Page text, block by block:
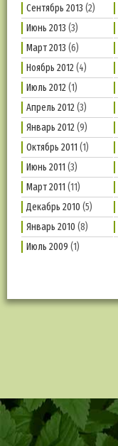
Сентябрь 2013 (2)
Июнь 2013 (3)
Март 2013 (6)
Ноябрь 2012(4)
Июль 2012(1)
Апрель 2012(3)
Январь 2012(9)
Октябрь 2011 (1)
Июнь 2011 (3)
Март 2011 (11)
Декабрь 2010 (5)
Январь 2010 (8)
Июль 2009 (1)